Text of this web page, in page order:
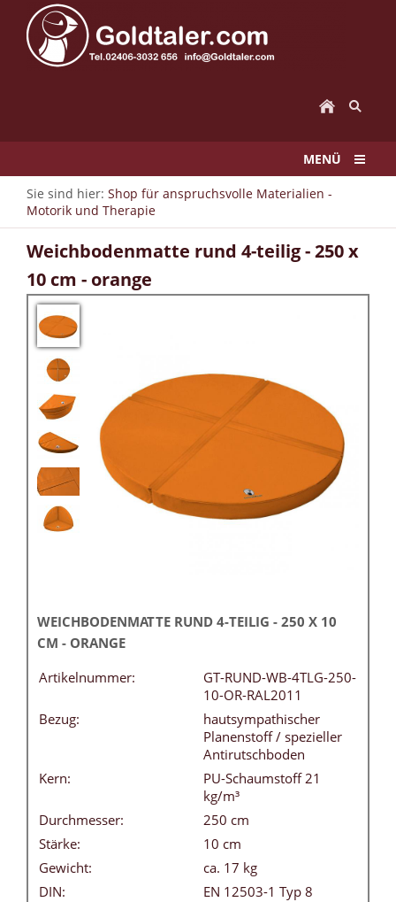
MENÜ
Sie sind hier: Shop für anspruchsvolle Materialien -
Motorik und Therapie
Weichbodenmatte rund 4-teilig - 250 x
10 cm - orange
WEICHBODENMATTE RUND 4-TEILIG - 250 X 10
CM - ORANGE
Artikelnummer:
GT-RUND-WB-4TLG-250-
10-OR-RAL2011
Bezug:
hautsympathischer
Planenstoff / spezieller
Antirutschboden
Kern:
PU-Schaumstoff 21
kg/m³
Durchmesser:
250 cm
Stärke:
10 cm
Gewicht:
ca. 17 kg
DIN:
EN 12503-1 Typ 8